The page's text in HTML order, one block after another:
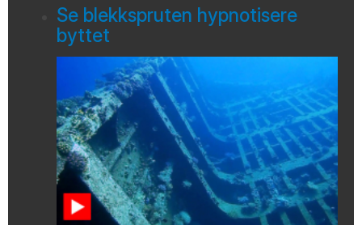
Se blekkspruten hypnotisere
byttet